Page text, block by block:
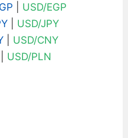
USD/EGP
| USD/JPY
| USD/CNY
USD/PLN